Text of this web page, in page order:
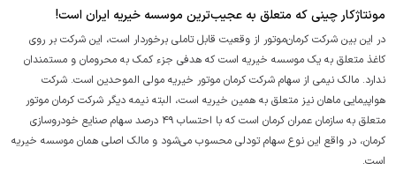
مونتاژکار چینی که متعلق به عجیب‌ترین موسسه خیریه ایران است!
در این بین شرکت کرمان‌موتور از وقعیت قابل تاملی برخوردار است، این شرکت بر روی
کاغذ متعلق به یک موسسه خیریه است که هدفی جزء کمک به محرومان و مستمندان
ندارد. مالک نیمی از سهام شرکت کرمان موتور خیریه مولی الموحدین است. شرکت
هواپیمایی ماهان نیز متعلق به همین خیریه است، البته نیمه دیگر شرکت کرمان موتور
متعلق به سازمان عمران کرمان است که با احتساب ۴۹ درصد سهام صنایع خودروسازی
کرمان، در واقع این نوع سهام تودلی محسوب می‌شود و مالک اصلی همان موسسه خیریه
است.